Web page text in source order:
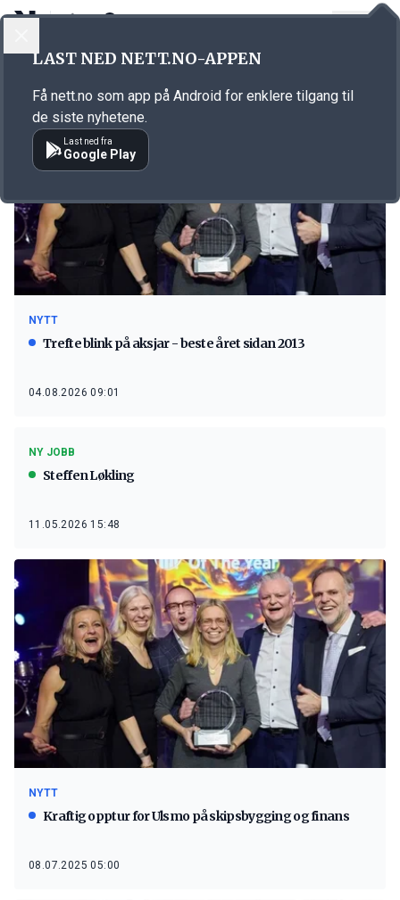
Emne: Ulsmo
NYTT
Trefte blink på aksjar - beste året sidan 2013
04.08.2026 09:01
NY JOBB
Steffen Løkling
11.05.2026 15:48
NYTT
Kraftig opptur for Ulsmo på skipsbygging og finans
08.07.2025 05:00
LAST NED NETT.NO-APPEN
Få nett.no som app på Android for enklere tilgang til
de siste nyhetene.
Last ned fra
Google Play